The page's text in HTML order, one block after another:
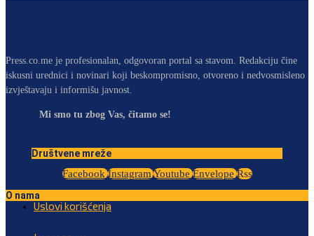
Press.co.me je profesionalan, odgovoran portal sa stavom. Redakciju čine
iskusni urednici i novinari koji beskompromisno, otvoreno i nedvosmisleno
izvještavaju i informišu javnost.
Mi smo tu zbog Vas, čitamo se!
Društvene mreže
Facebook Instagram Youtube Envelope Rss
O nama
Uslovi korišćenja